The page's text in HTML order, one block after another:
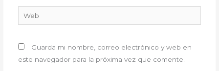
Guarda mi nombre, correo electrónico y web en
este navegador para la próxima vez que comente.